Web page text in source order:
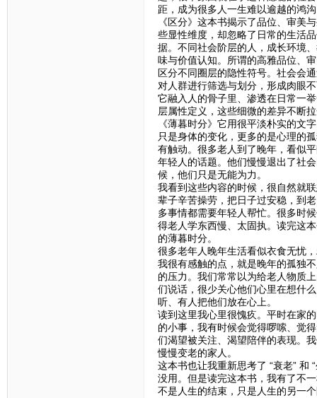
距，成为很多人一生难以逾越的鸿
《区分》这本书揭示了品位、审美
些显性维度，却忽略了日常的生活
据。不同社会阶层的人，成长环境
味与价值认知。所谓的高雅品位、
区分不同圈层的隐性符号。社会会
对人群进行筛选与划分，形成肉眼
它融入人的骨子里、渗透在日常一
层属性定义，这些细微的差异不断
《薄暮时分》它用很平淡朴实的文
只是身体的变化，更多的是心理的
有触动。很多老人到了晚年，看似
年轻人的话题。他们慢慢退出了社
候，他们只是无能为力。
我看到这些内容的时候，很自然就
辈子辛苦操劳，把日子过安稳，到
多事情都需要年轻人帮忙。很多时
得老人学东西慢、太固执。读完这
的薄暮时分。
很多老年人晚年生活看似衣食无忧
我很有感触的点，就是晚年的孤独
的压力。我们常常以为给老人物质
们说话，很少关心他们心里在想什
听、有人把他们放在心上。
读到这里我心里很愧疚。平时在家
的小事，我有时候会觉得啰嗦、觉
们渴望被关注、渴望陪伴的表现。
慢慢变老的家人。
这本书也让我重新思考了 “衰老” 和
没用。但是读完这本书，我有了不
不是人生的结束，只是人生的另一